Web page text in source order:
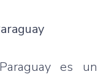
es un